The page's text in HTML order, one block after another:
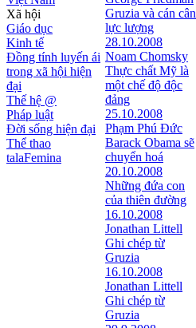
Xã hội
Giáo dục
Kinh tế
Đồng tính luyến ái
trong xã hội hiện
đại
Thế hệ @
Pháp luật
Đời sống hiện đại
Thể thao
talaFemina
Gruzia và cán cân
lực lượng
28.10.2008
Noam Chomsky
Thực chất Mỹ là
một chế độ độc
đảng
25.10.2008
Phạm Phú Đức
Barack Obama sẽ
chuyển hoá
20.10.2008
Những đứa con
của thiên đường
16.10.2008
Jonathan Littell
Ghi chép từ
Gruzia
16.10.2008
Jonathan Littell
Ghi chép từ
Gruzia